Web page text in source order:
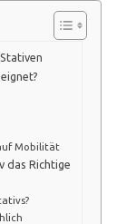
Mobilität
das Richtige